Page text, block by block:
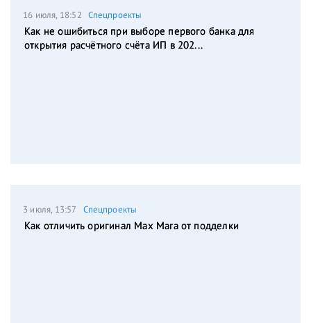
16 июля, 18:52 Спецпроекты
Как не ошибиться при выборе первого банка для
открытия расчётного счёта ИП в 202...
3 июля, 13:57 Спецпроекты
Как отличить оригинал Max Mara от подделки